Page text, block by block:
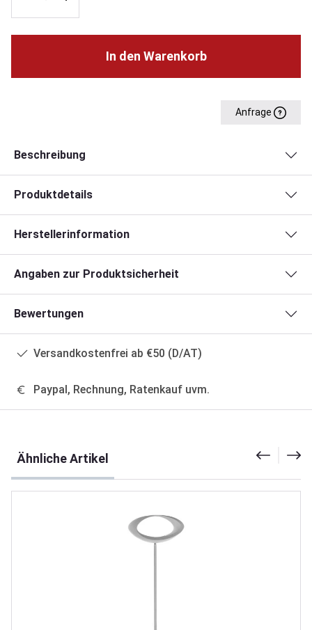
In den Warenkorb
Anfrage
Beschreibung
Produktdetails
Herstellerinformation
Angaben zur Produktsicherheit
Bewertungen
Versandkostenfrei ab €50 (D/AT)
Paypal, Rechnung, Ratenkauf uvm.
Ähnliche Artikel